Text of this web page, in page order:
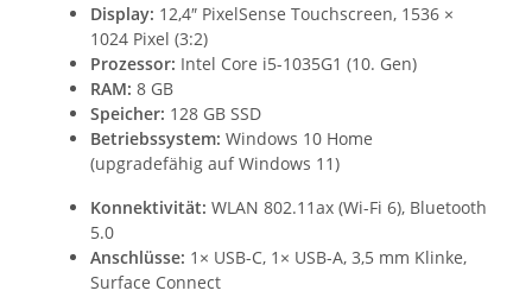
Display: 12,4″ PixelSense Touchscreen, 1536 ×
1024 Pixel (3:2)
Prozessor: Intel Core i5-1035G1 (10. Gen)
RAM: 8 GB
Speicher: 128 GB SSD
Betriebssystem: Windows 10 Home
(upgradefähig auf Windows 11)
Konnektivität: WLAN 802.11ax (Wi-Fi 6), Bluetooth
5.0
Anschlüsse: 1× USB-C, 1× USB-A, 3,5 mm Klinke,
Surface Connect